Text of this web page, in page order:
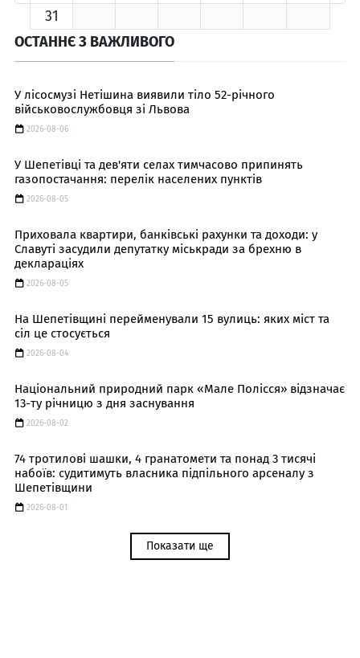
31
ОСТАННЄ З ВАЖЛИВОГО
У лісосмузі Нетішина виявили тіло 52-річного
військовослужбовця зі Львова
2026-08-06
У Шепетівці та дев'яти селах тимчасово припинять
газопостачання: перелік населених пунктів
2026-08-05
Приховала квартири, банківські рахунки та доходи: у
Славуті засудили депутатку міськради за брехню в
деклараціях
2026-08-05
На Шепетівщині перейменували 15 вулиць: яких міст та
сіл це стосується
2026-08-04
Національний природний парк «Мале Полісся» відзначає
13-ту річницю з дня заснування
2026-08-02
74 тротилові шашки, 4 гранатомети та понад 3 тисячі
набоїв: судитимуть власника підпільного арсеналу з
Шепетівщини
2026-08-01
Показати ще